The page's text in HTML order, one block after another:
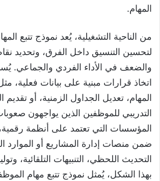
المهام.
من الناحية التشغيلية، يُعد نموذج تتبع
لتحسين التنسيق داخل الفرق، وتحديد
والضعف في الأداء الفردي والجماعي.
اتخاذ قرارات مبنية على بيانات فعلية،
المهام، تعديل الجداول الزمنية، أو تقديم
التدريبي للموظفين الذين يواجهون
المؤسسات التي تعتمد على أنظمة
ضمن منصات إدارة المشاريع أو الموارد
التحديث اللحظي، التنبيهات التلقائية،
بهذا الشكل، يُمثل نموذج تتبع مهام